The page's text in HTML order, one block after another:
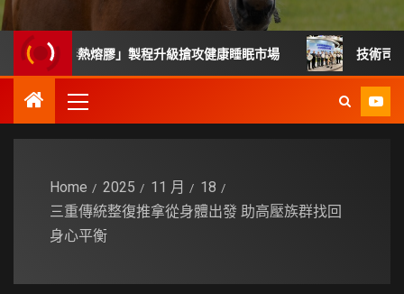
毒熱熔膠」製程升級搶攻健康睡眠市場 技術司展30項高
Home 2025 11 月
18
三重傳統整復推拿從身體出發 助高壓族群找回
身心平衡